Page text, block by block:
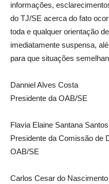
informações,
do TJ/SE acerca do fato
toda e qualquer orientação
imediatamente suspensa,
para que situações
Danniel Alves Costa
Presidente da OAB/SE
Flavia Elaine Santana Santos
Presidente da Comissão de
OAB/SE
Carlos Cesar do